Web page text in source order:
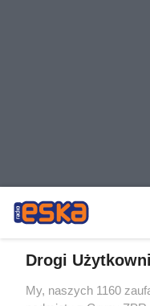
Drogi
My, naszych 1160